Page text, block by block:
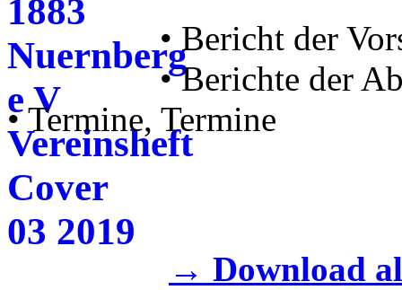
• Bericht der
• Berichte der
• Termine, Termine
→ Download